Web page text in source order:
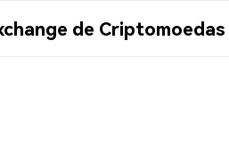
de